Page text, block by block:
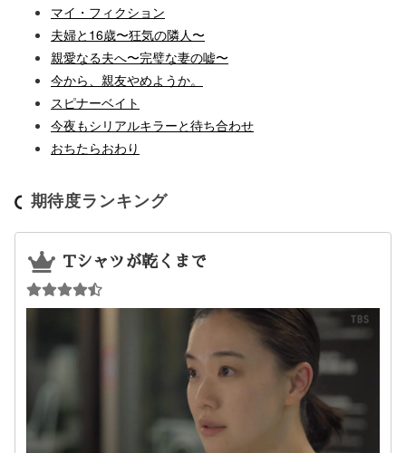
マイ・フィクション
夫婦と16歳〜狂気の隣人〜
親愛なる夫へ〜完璧な妻の嘘〜
今から、親友やめようか。
スピナーベイト
今夜もシリアルキラーと待ち合わせ
おちたらおわり
期待度ランキング
Tシャツが乾くまで